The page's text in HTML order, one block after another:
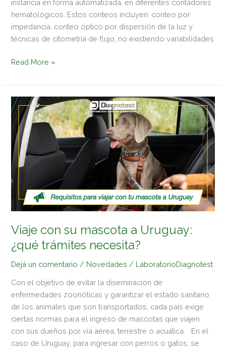
instancia en forma automatizada, en diferentes contadores
hematológicos. Estos conteos incluyen: conteo por
impedancia, conteo óptico por dispersión de la luz y
técnicas de citometría de flujo, no existiendo variabilidades
Read More »
Viaje con su mascota a Uruguay:
¿qué trámites necesita?
Dejá un comentario / Novedades / LaboratorioDiagnotest
Con el objetivo de evitar la diseminación de
enfermedades zoonóticas y garantizar el estado sanitario
de los animales que son transportados, cada país exige
ciertas normas para el ingreso de mascotas que viajen
con sus dueños por vía aérea, terrestre o acuática. En el
caso de Uruguay, para ingresar con perros o gatos, se
Viaje
con
su
mascota
a
Uruguay:
trámites
necesita?